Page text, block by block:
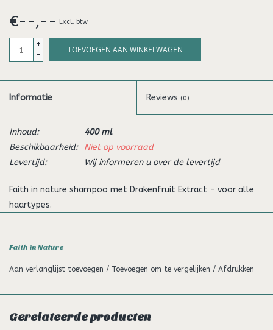
€--,-- Excl. btw
+
-
TOEVOEGEN AAN WINKELWAGEN
Informatie Reviews (0)
Inhoud:
400 ml
Beschikbaarheid:
Niet op voorraad
Levertijd:
Wij informeren u over de levertijd
Faith in nature shampoo met Drakenfruit Extract - voor alle
haartypes.
Gemaakt met essentiële oliën
Gebruik:
Faith in Nature
Aan verlanglijst toevoegen / Toevoegen om te vergelijken / Afdrukken
Gerelateerde producten